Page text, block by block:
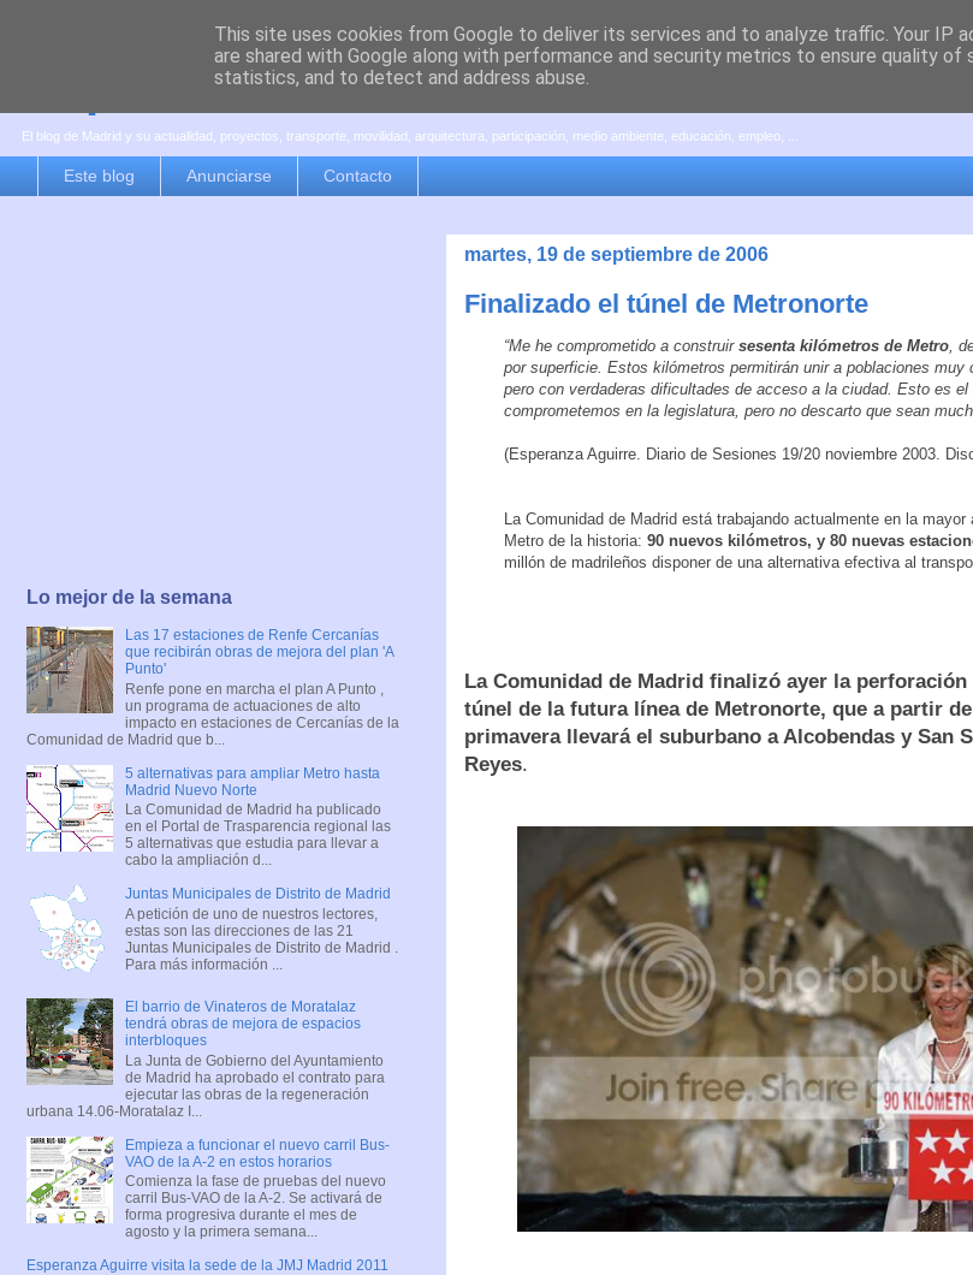
es por madrid
El blog de Madrid y su actualidad, proyectos, transporte, movilidad, arquitectura, participación, medio ambiente, educación, empleo, ...
Este blog Anunciarse Contacto
martes, 19 de septiembre de 2006
Finalizado el túnel de Metronorte
“Me he comprometido a construir sesenta kilómetros de Metro,
por superficie. Estos kilómetros permitirán unir a poblaciones muy
pero con verdaderas dificultades de acceso a la ciudad. Esto es
comprometemos en la legislatura, pero no descarto que sean
(Esperanza Aguirre. Diario de Sesiones 19/20 noviembre 2003.
La Comunidad de Madrid está trabajando actualmente en la
Metro de la historia: 90 nuevos kilómetros, y 80 nuevas
millón de madrileños disponer de una alternativa efectiva al
La Comunidad de Madrid finalizó ayer la perforación
túnel de la futura línea de Metronorte, que a partir
primavera llevará el suburbano a Alcobendas y San
Reyes.
Lo mejor de la semana
Las 17 estaciones de Renfe Cercanías
que recibirán obras de mejora del plan 'A
Punto'
Renfe pone en marcha el plan A Punto ,
un programa de actuaciones de alto
impacto en estaciones de Cercanías de la
Comunidad de Madrid que b...
5 alternativas para ampliar Metro hasta
Madrid Nuevo Norte
La Comunidad de Madrid ha publicado
en el Portal de Trasparencia regional las
5 alternativas que estudia para llevar a
cabo la ampliación d...
Juntas Municipales de Distrito de Madrid
A petición de uno de nuestros lectores,
estas son las direcciones de las 21
Juntas Municipales de Distrito de Madrid .
Para más información ...
El barrio de Vinateros de Moratalaz
tendrá obras de mejora de espacios
interbloques
La Junta de Gobierno del Ayuntamiento
de Madrid ha aprobado el contrato para
ejecutar las obras de la regeneración
urbana 14.06-Moratalaz I...
Empieza a funcionar el nuevo carril Bus-
VAO de la A-2 en estos horarios
Comienza la fase de pruebas del nuevo
carril Bus-VAO de la A-2. Se activará de
forma progresiva durante el mes de
agosto y la primera semana...
Esperanza Aguirre visita la sede de la JMJ Madrid 2011
This site uses cookies from Google to deliver its services and to analyze traffic. Your IP
are shared with Google along with performance and security metrics to ensure quality of
statistics, and to detect and address abuse.